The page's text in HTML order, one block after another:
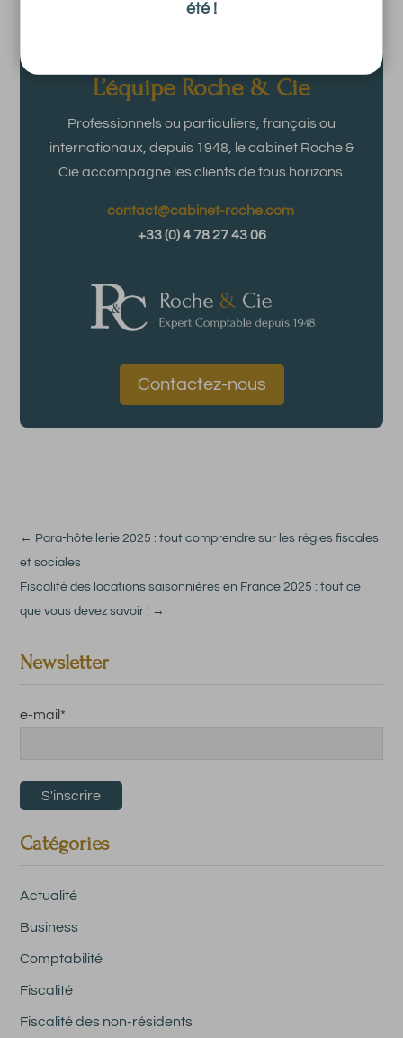
été !
L’équipe Roche & Cie
Professionnels ou particuliers, français ou
internationaux, depuis 1948, le cabinet Roche &
Cie accompagne les clients de tous horizons.
contact@cabinet-roche.com
+33 (0) 4 78 27 43 06
Contactez-nous
← Para-hôtellerie 2025 : tout comprendre sur les règles fiscales
et sociales
Fiscalité des locations saisonnières en France 2025 : tout ce
que vous devez savoir ! →
Newsletter
e-mail *
Catégories
Actualité
Business
Comptabilité
Fiscalité
Fiscalité des non-résidents